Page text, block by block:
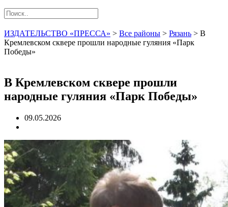
ИЗДАТЕЛЬСТВО «ПРЕССА» > Все районы > Рязань > В
Кремлевском сквере прошли народные гуляния «Парк
Победы»
В Кремлевском сквере прошли
народные гуляния «Парк Победы»
09.05.2026